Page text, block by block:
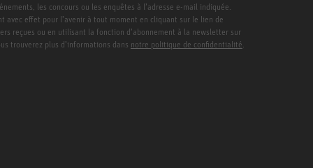
les concours ou les enquêtes à l’adresse e-mail indiquée.
avec effet pour l’avenir à tout moment en cliquant sur le lien de
reçues ou en utilisant la fonction d’abonnement à la newsletter sur
trouverez plus d’informations dans notre politique de confidentialité